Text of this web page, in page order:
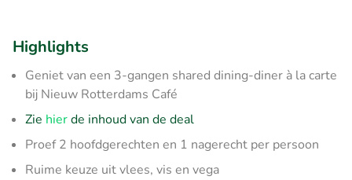
Highlights
Geniet van een 3-gangen shared dining-diner à la carte
bij Nieuw Rotterdams Café
Zie hierde inhoud van de deal
Proef 2 hoofdgerechten en 1 nagerecht per persoon
Ruime keuze uit vlees, vis en vega